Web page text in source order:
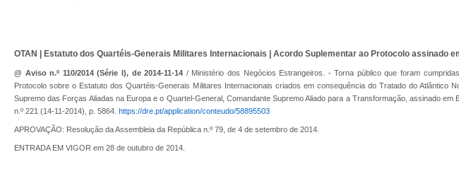
OTAN | Estatuto dos Quartéis-Generais Militares Internacionais | Acordo Suplementar ao Protocolo assinado
@ Aviso n.º 110/2014 (Série I), de 2014-11-14 / Ministério dos Negócios Estrangeiros. - Torna público que foram
Protocolo sobre o Estatuto dos Quartéis-Generais Militares Internacionais criados em consequência do Tratado do Atlântico
Supremo das Forças Aliadas na Europa e o Quartel-General, Comandante Supremo Aliado para a Transformação, assinado
n.º 221 (14-11-2014), p. 5864. https://dre.pt/application/conteudo/58895503
APROVAÇÃO: Resolução da Assembleia da República n.º 79, de 4 de setembro de 2014.
ENTRADA EM VIGOR em 28 de outubro de 2014.